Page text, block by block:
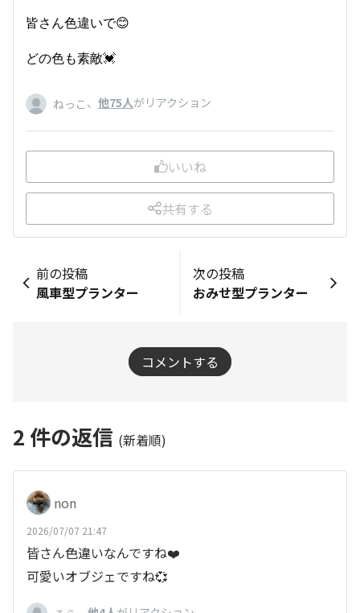
皆さん色違いで😊
どの色も素敵💓
ねっこ 、 他75人がリアクション
いいね
共有する
前の投稿
風車型プランター
次の投稿
おみせ型プランター
コメントする
2 件の返信 (新着順)
non
2026/07/07 21:47
皆さん色違いなんですね❤️
可愛いオブジェですね💞